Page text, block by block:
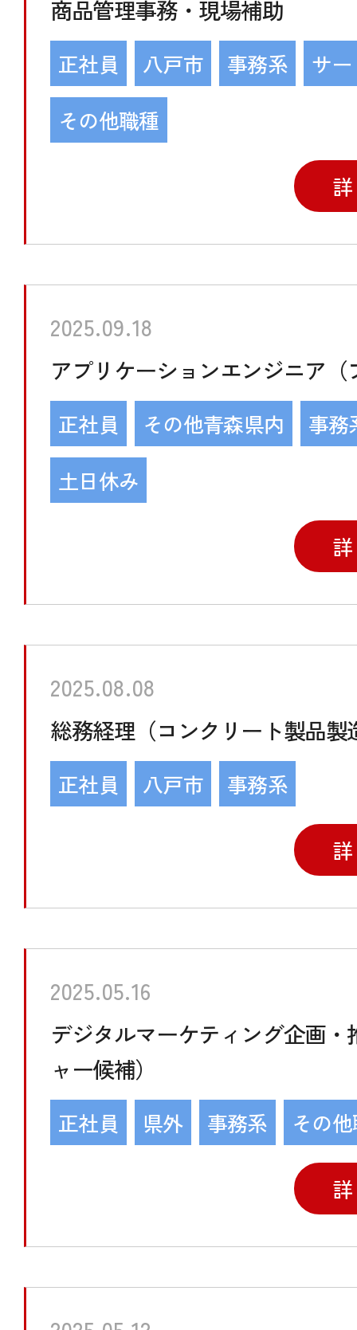
商品管理事務・現場補助
正社員 八戸市 事務系
サ
その他職種
2025.09.18
アプリケーションエンジニア
正社員 その他青森県内
事務
土日休み
2025.08.08
総務経理（コンクリート製品製
正社員 八戸市 事務系
2025.05.16
デジタルマーケティング企画
ャー候補）
正社員 県外 事務系 その